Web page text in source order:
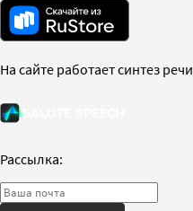
На сайте работает синтез речи
Рассылка: